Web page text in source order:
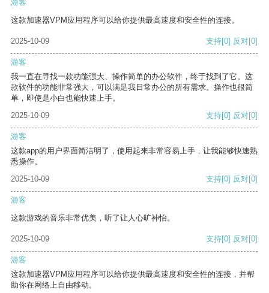
游客
这款加速器VPM应用程序可以给你提供最高速度和安全性的连接。
2025-10-09 支持[0] 反对[0]
游客
我一直在寻找一款功能强大、操作简单的办公软件，终于找到了它。这
款软件的功能非常强大，可以满足我日常办公的所有需求。操作也很简
单，即使是小白也能快速上手。
2025-10-09
支持[0] 反对[0]
游客
这款app的用户界面简洁明了，使用起来非常容易上手，让我能够快速熟
悉操作。
2025-10-09
支持[0] 反对[0]
游客
这款游戏的音乐非常优美，听了让人心旷神怡。
2025-10-09 支持[0] 反对[0]
游客
这款加速器VPM应用程序可以给你提供最高速度和安全性的连接，并帮
助你在网络上自由移动。